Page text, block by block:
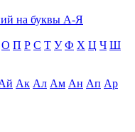
на буквы А-Я
О П Р С Т У Ф Х Ц Ч Ш
Ак Ал Ам Ан Ап Ар